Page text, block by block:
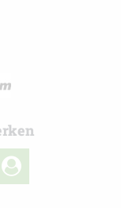
user-
circle